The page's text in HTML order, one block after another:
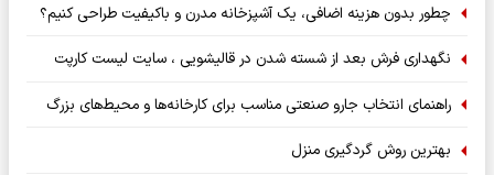
چطور بدون هزینه اضافی، یک آشپزخانه مدرن و باکیفیت طراحی کنیم؟
نگهداری فرش بعد از شسته شدن در قالیشویی ، سایت لیست کارپت
راهنمای انتخاب جارو صنعتی مناسب برای کارخانه‌ها و محیط‌های بزرگ
بهترین روش گردگیری منزل